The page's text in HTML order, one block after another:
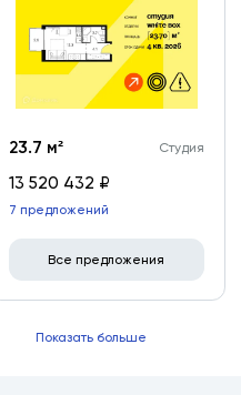
23.7 м² Студия
13 520 432 ₽
7 предложений
Все предложения
Показать больше